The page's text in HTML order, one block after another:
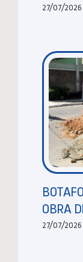
27/07/2026
OBRA
27/07/2026